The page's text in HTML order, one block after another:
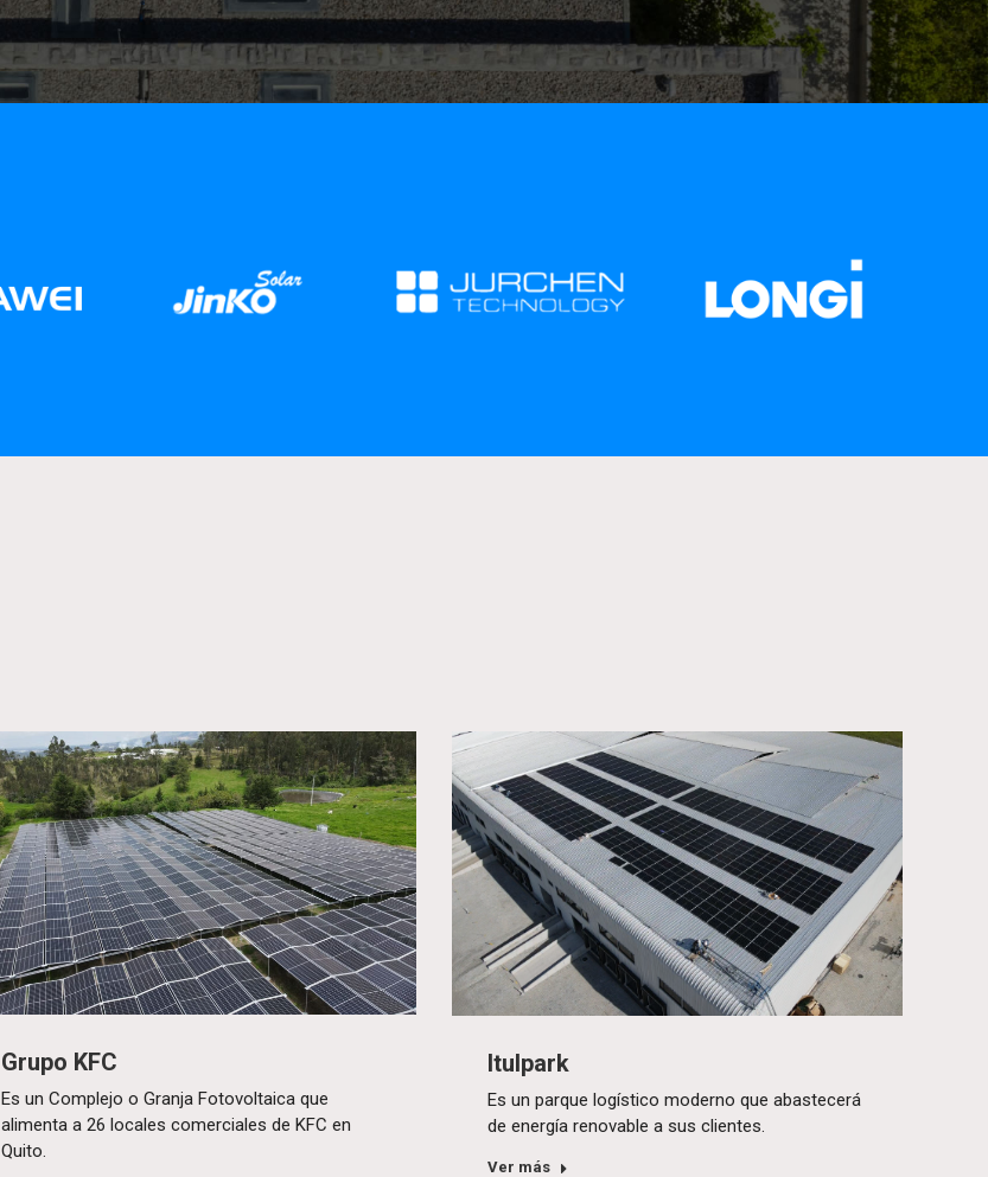
Grupo KFC
Es un Complejo o Granja Fotovoltaica que
alimenta a 26 locales comerciales de KFC en
Quito.
Itulpark
Es un parque logístico moderno que abastecerá
de energía renovable a sus clientes.
Ver más